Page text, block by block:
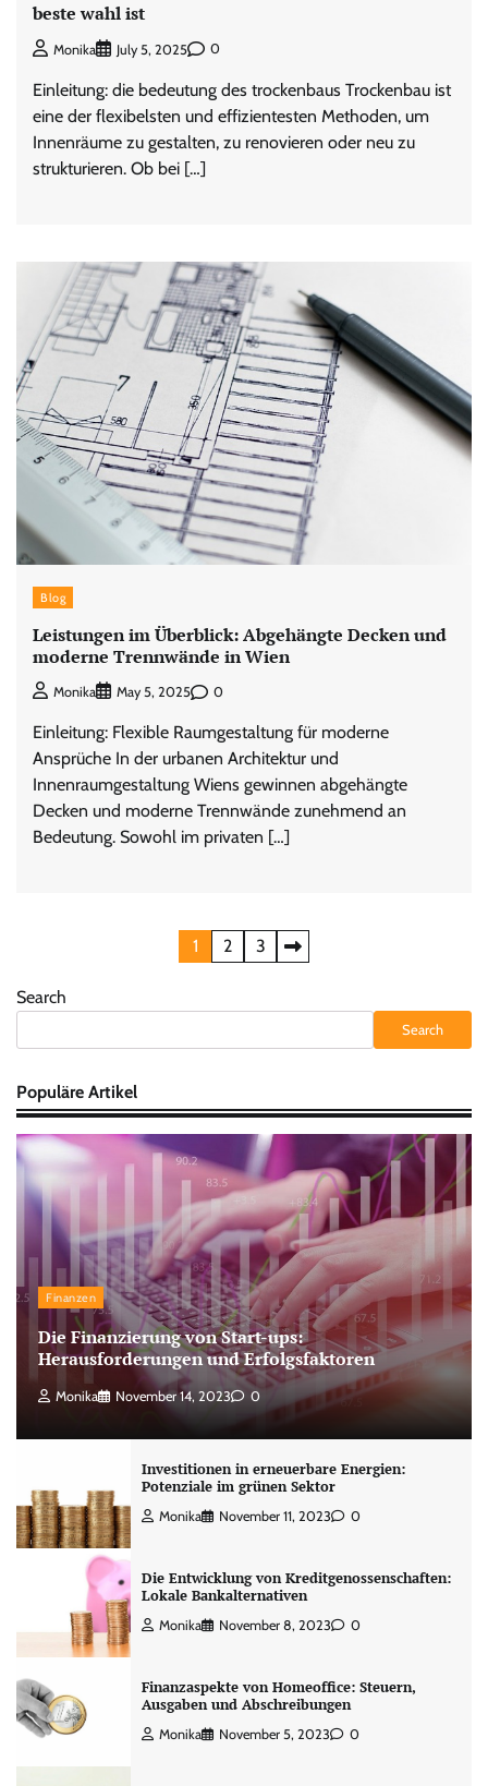
beste wahl ist
Monika July 5, 2025 0
Einleitung: die bedeutung des trockenbaus Trockenbau ist
eine der flexibelsten und effizientesten Methoden, um
Innenräume zu gestalten, zu renovieren oder neu zu
strukturieren. Ob bei […]
Blog
Leistungen im Überblick: Abgehängte Decken und
moderne Trennwände in Wien
Monika May 5, 2025 0
Einleitung: Flexible Raumgestaltung für moderne
Ansprüche In der urbanen Architektur und
Innenraumgestaltung Wiens gewinnen abgehängte
Decken und moderne Trennwände zunehmend an
Bedeutung. Sowohl im privaten […]
pagination
1 2 3
Search
Search
Populäre Artikel
Finanzen
Die Finanzierung von Start-ups:
Herausforderungen und Erfolgsfaktoren
Monika November 14, 2023 0
Investitionen in erneuerbare Energien:
Potenziale im grünen Sektor
Monika November 11, 2023 0
Die Entwicklung von Kreditgenossenschaften:
Lokale Bankalternativen
Monika November 8, 2023 0
Finanzaspekte von Homeoffice: Steuern,
Ausgaben und Abschreibungen
Monika November 5, 2023 0